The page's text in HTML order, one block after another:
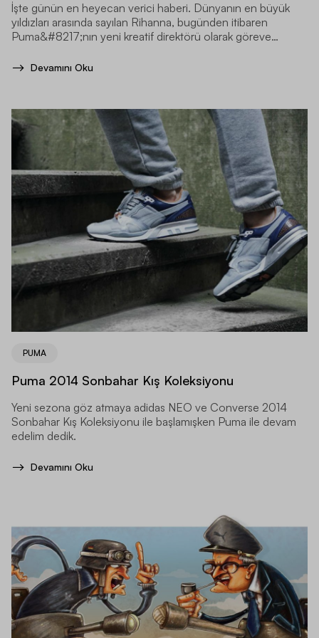
İşte günün en heyecan verici haberi. Dünyanın en büyük
yıldızları arasında sayılan Rihanna, bugünden itibaren
Puma&#8217;nın yeni kreatif direktörü olarak göreve
Devamını Oku
PUMA
Puma 2014 Sonbahar Kış Koleksiyonu
Yeni sezona göz atmaya adidas NEO ve Converse 2014
Sonbahar Kış Koleksiyonu ile başlamışken Puma ile devam
edelim dedik.
Devamını Oku